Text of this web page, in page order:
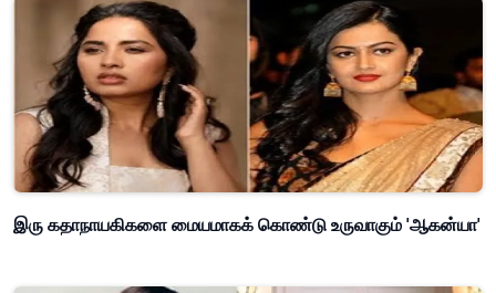
இரு கதாநாயகிகளை மையமாகக் கொண்டு உருவாகும் 'ஆகன்யா'